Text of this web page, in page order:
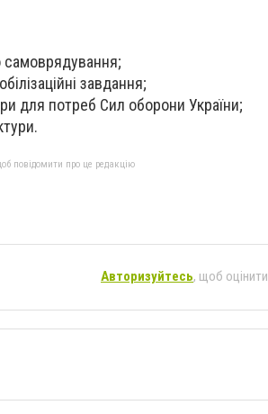
самоврядування;
завдання;
для потреб Сил оборони України;
повідомити про це редакцію
Авторизуйтесь, щоб оцінити